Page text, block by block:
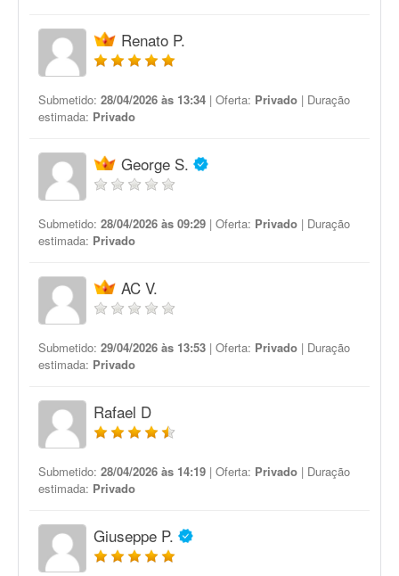
Renato P.
Submetido: 28/04/2026 às 13:34 | Oferta: Privado | Duração
estimada: Privado
George S.
Submetido: 28/04/2026 às 09:29 | Oferta: Privado | Duração
estimada: Privado
AC V.
Submetido: 29/04/2026 às 13:53 | Oferta: Privado | Duração
estimada: Privado
Rafael D
Submetido: 28/04/2026 às 14:19 | Oferta: Privado | Duração
estimada: Privado
Giuseppe P.